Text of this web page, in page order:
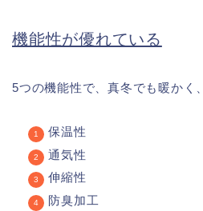
機能性が優れている
5つの機能性で、真冬でも暖かく
保温性
通気性
伸縮性
防臭加工